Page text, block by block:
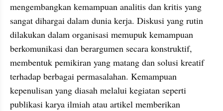
mengembangkan kemampuan analitis dan kritis yang
sangat dihargai dalam dunia kerja. Diskusi yang rutin
dilakukan dalam organisasi memupuk kemampuan
berkomunikasi dan berargumen secara konstruktif,
membentuk pemikiran yang matang dan solusi kreatif
terhadap berbagai permasalahan. Kemampuan
kepenulisan yang diasah melalui kegiatan seperti
publikasi karya ilmiah atau artikel memberikan